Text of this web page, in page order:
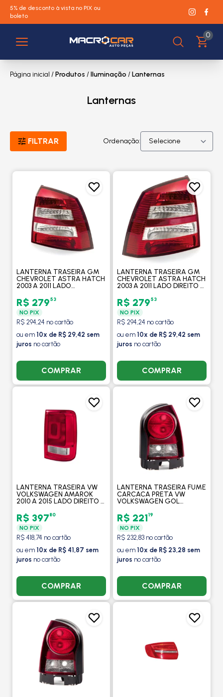
5% de desconto à vista no PIX ou
boleto
0
Página inicial /Produtos /Iluminação/Lanternas
Lanternas
FILTRAR Ordenação:
LANTERNA TRASEIRA GM
CHEVROLET ASTRA HATCH
2003 A 2011 LADO
R$ 27953
NO PIX
R$ 294,24 no cartão
ou em 10x de R$ 29,42 sem
juros no cartão
COMPRAR
LANTERNA TRASEIRA GM
CHEVROLET ASTRA HATCH
2003 A 2011 LADO DIREITO -
R$ 27953
NO PIX
R$ 294,24 no cartão
ou em 10x de R$ 29,42 sem
juros no cartão
COMPRAR
LANTERNA TRASEIRA VW
VOLKSWAGEN AMAROK
2010 A 2015 LADO DIREITO -
R$ 39780
NO PIX
R$ 418,74 no cartão
ou em 10x de R$ 41,87 sem
juros no cartão
COMPRAR
LANTERNA TRASEIRA FUME
CARCACA PRETA VW
VOLKSWAGEN GOL
LADO DIREITO - ARTEB
R$ 22119
NO PIX
R$ 232,83 no cartão
ou em 10x de R$ 23,28 sem
juros no cartão
COMPRAR